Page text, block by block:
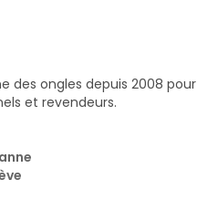
des ongles depuis 2008 pour
et revendeurs.